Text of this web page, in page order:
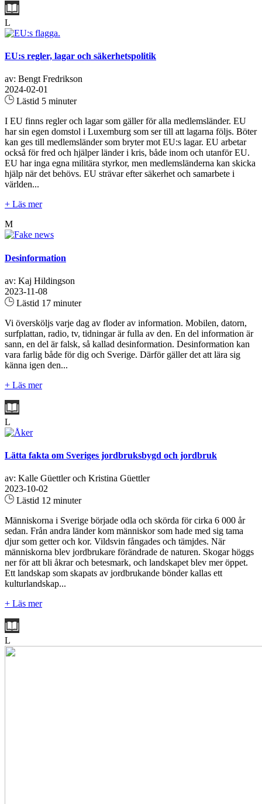
L
EU:s regler, lagar och säkerhetspolitik
av: Bengt Fredrikson
2024-02-01
Lästid 5 minuter
I EU finns regler och lagar som gäller för alla medlemsländer. EU
har sin egen domstol i Luxemburg som ser till att lagarna följs. Böter
kan ges till medlemsländer som bryter mot EU:s lagar. EU arbetar
också för fred och hjälper länder i kris, både inom och utanför EU.
EU har inga egna militära styrkor, men medlemsländerna kan skicka
hjälp när det behövs. EU strävar efter säkerhet och samarbete i
världen...
+ Läs mer
M
Desinformation
av: Kaj Hildingson
2023-11-08
Lästid 17 minuter
Vi översköljs varje dag av floder av information. Mobilen, datorn,
surfplattan, radio, tv, tidningar är fulla av den. En del information är
sann, en del är falsk, så kallad desinformation. Desinformation kan
vara farlig både för dig och Sverige. Därför gäller det att lära sig
känna igen den...
+ Läs mer
L
Lätta fakta om Sveriges jordbruksbygd och jordbruk
av: Kalle Güettler och Kristina Güettler
2023-10-02
Lästid 12 minuter
Människorna i Sverige började odla och skörda för cirka 6 000 år
sedan. Från andra länder kom människor som hade med sig tama
djur som getter och kor. Vildsvin fångades och tämjdes. När
människorna blev jordbrukare förändrade de naturen. Skogar höggs
ner för att bli åkrar och betesmark, och landskapet blev mer öppet.
Ett landskap som skapats av jordbrukande bönder kallas ett
kulturlandskap...
+ Läs mer
L